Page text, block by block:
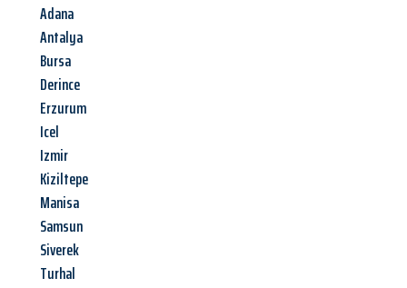
Adana
Antalya
Bursa
Derince
Erzurum
Icel
Izmir
Kiziltepe
Manisa
Samsun
Siverek
Turhal